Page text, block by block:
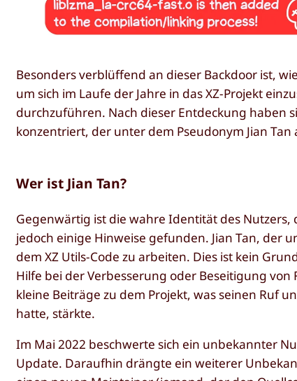
Besonders verblüffend an dieser Backdoor ist,
um sich im Laufe der Jahre in das XZ-Projekt
durchzuführen. Nach dieser Entdeckung haben
konzentriert, der unter dem Pseudonym Jian
Wer ist Jian Tan?
Gegenwärtig ist die wahre Identität des
jedoch einige Hinweise gefunden. Jian Tan, der
dem XZ Utils-Code zu arbeiten. Dies ist kein
Hilfe bei der Verbesserung oder Beseitigung
kleine Beiträge zu dem Projekt, was seinen Ruf
hatte, stärkte.
Im Mai 2022 beschwerte sich ein unbekannter
Update. Daraufhin drängte ein weiterer